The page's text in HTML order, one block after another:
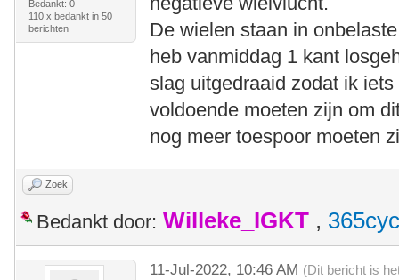
Bedankt: 0
110 x bedankt in 50
berichten
De wielen staan in
heb vanmiddag 1 kant
slag uitgedraaid zodat ik
voldoende moeten zijn om
nog meer toespoor moeten
Zoek
Bedankt door: Willeke_IGKT ,
11-Jul-2022, 10:46 AM (Dit bericht is